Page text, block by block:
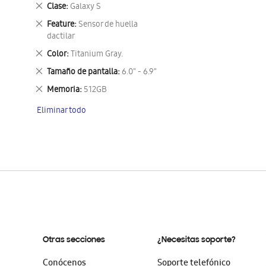
artículo
Clase Galaxy S
Eliminar
este
artículo
Feature Sensor de huella
dactilar
Eliminar
este
artículo
Color Titanium Gray.
Eliminar
este
artículo
Tamaño de pantalla 6.0" - 6.9"
Eliminar
este
artículo
Memoria 512GB
Eliminar
artículo
Eliminar todo
Otras secciones ¿Necesitas soporte?